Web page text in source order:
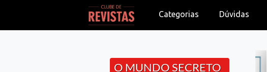
Categorias Dúvidas
O MUNDO SECRETO